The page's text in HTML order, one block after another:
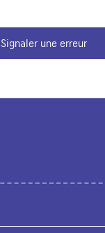
Signaler une erreur